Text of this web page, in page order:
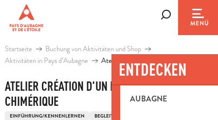
contenu
principal
MENÜ
ENTDECKEN
AUBAGNE
Startseite
Buchung von Aktivitäten und Shop
Aktivitäten in Pays d’Aubagne
Atelier création d'un personnage
ATELIER CRÉATION D'UN PERSONNAGE
CHIMÉRIQUE
EINFÜHRUNG/KENNENLERNEN BEGLEITUNG